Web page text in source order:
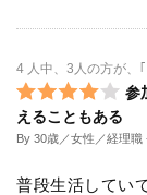
4 人中、3人の方が、
参
えることもある
By 30歳／女性／経理職
普段生活してい